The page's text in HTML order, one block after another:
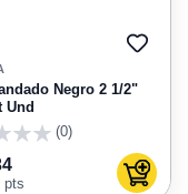
Negro 2 1/2"
Und
(0)
pts